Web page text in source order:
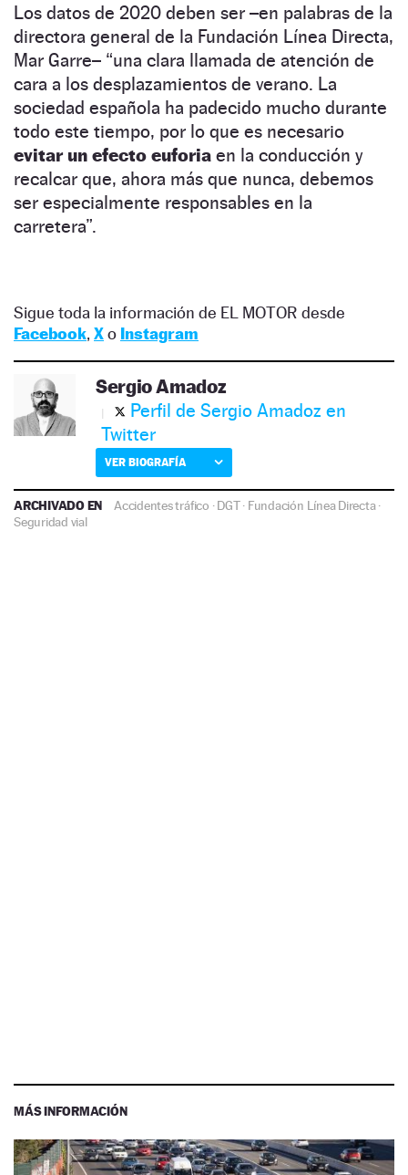
Los datos de 2020 deben ser –en palabras de la
directora general de la Fundación Línea Directa,
Mar Garre– “una clara llamada de atención de
cara a los desplazamientos de verano. La
sociedad española ha padecido mucho durante
todo este tiempo, por lo que es necesario
evitar un efecto euforia en la conducción y
recalcar que, ahora más que nunca, debemos
ser especialmente responsables en la
carretera”.
Sigue toda la información de EL MOTOR desde
Facebook, Xo Instagram
Sergio Amadoz
Perfil de Sergio Amadoz en
Twitter
VER BIOGRAFÍA
ARCHIVADO EN Accidentes tráfico ·DGT· Fundación Línea Directa·
Seguridad vial
MÁS INFORMACIÓN